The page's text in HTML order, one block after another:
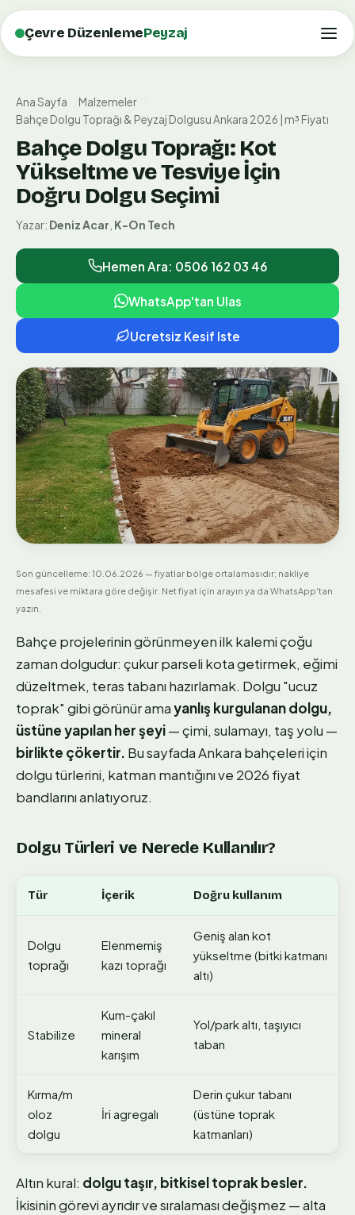
Çevre DüzenlemePeyzaj
Ana Sayfa
Malzemeler
Bahçe Dolgu Toprağı & Peyzaj Dolgusu Ankara 2026 | m³ Fiyatı
Bahçe Dolgu Toprağı: Kot
Yükseltme ve Tesviye İçin
Doğru Dolgu Seçimi
Yazar: Deniz Acar K-On Tech
Hemen Ara: 0506 162 03 46
WhatsApp'tan Ulas
Ucretsiz Kesif Iste
Son güncelleme: 10.06.2026 — fiyatlar bölge ortalamasıdır; nakliye
mesafesi ve miktara göre değişir. Net fiyat için arayın ya da WhatsApp'tan
yazın.
Bahçe projelerinin görünmeyen ilk kalemi çoğu
zaman dolgudur: çukur parseli kota getirmek, eğimi
düzeltmek, teras tabanı hazırlamak. Dolgu "ucuz
toprak" gibi görünür amayanlış kurgulanan dolgu,
üstüne yapılan her şeyi— çimi, sulamayı, taş yolu —
birlikte çökertir. Bu sayfada Ankara bahçeleri için
dolgu türlerini, katman mantığını ve 2026 fiyat
bandlarını anlatıyoruz.
Dolgu Türleri ve Nerede Kullanılır?
Tür İçerik Doğru kullanım
Dolgu
toprağı
Elenmemiş
kazı toprağı
Geniş alan kot
yükseltme (bitki katmanı
altı)
Stabilize
Kum-çakıl
mineral
karışım
Yol/park altı, taşıyıcı
taban
Kırma/m
oloz
dolgu
İri agregalı
Derin çukur tabanı
(üstüne toprak
katmanları)
Altın kural: dolgu taşır, bitkisel toprak besler.
İkisinin görevi ayrıdır ve sıralaması değişmez — alta